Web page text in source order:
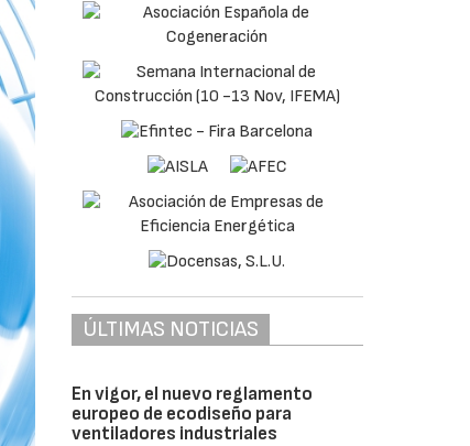
ÚLTIMAS NOTICIAS
En vigor, el nuevo reglamento
europeo de ecodiseño para
ventiladores industriales